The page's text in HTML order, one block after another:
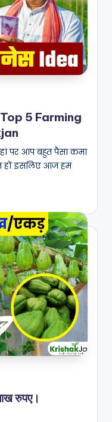
Top 5 Farming
पर आप बहुत पैसा कमा
हों इसलिए आज हम
रुपए।